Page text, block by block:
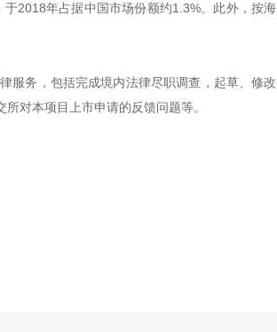
2018年占据中国市场份额约1.3%。此外，按
服务，包括完成境内法律尽职调查，起草、修
对本项目上市申请的反馈问题等。